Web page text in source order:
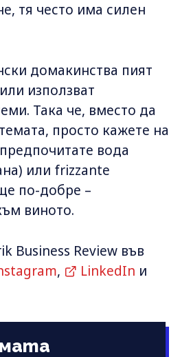
тя често има силен
домакинства пият
използват
Така че, вместо да
просто кажете на
вода
или frizzante
по-добре –
виното.
Business Review във
, LinkedIn и